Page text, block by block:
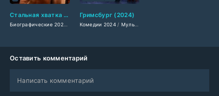
Стальная хватка (2024)
Драмы 2024/Зарубежные фильмы 2024
Гримсбург (2024)
Комедии 2024 / Мультфильмы 2024
Оставить комментарий
Написать комментарий